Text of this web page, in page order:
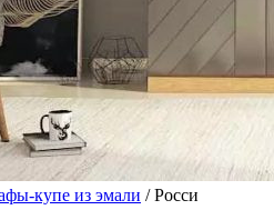
купе из эмали / Росси